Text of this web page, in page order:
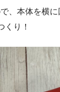
、本体を横
くり！